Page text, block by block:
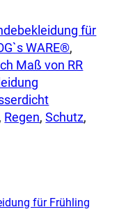
für
WARE®
Maß von RR
, Regen, Schutz
für Frühling